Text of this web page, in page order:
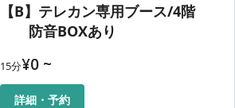
【B】テレカン専用ブース/4階
防音BOXあり
15分¥0 ~
詳細・予約